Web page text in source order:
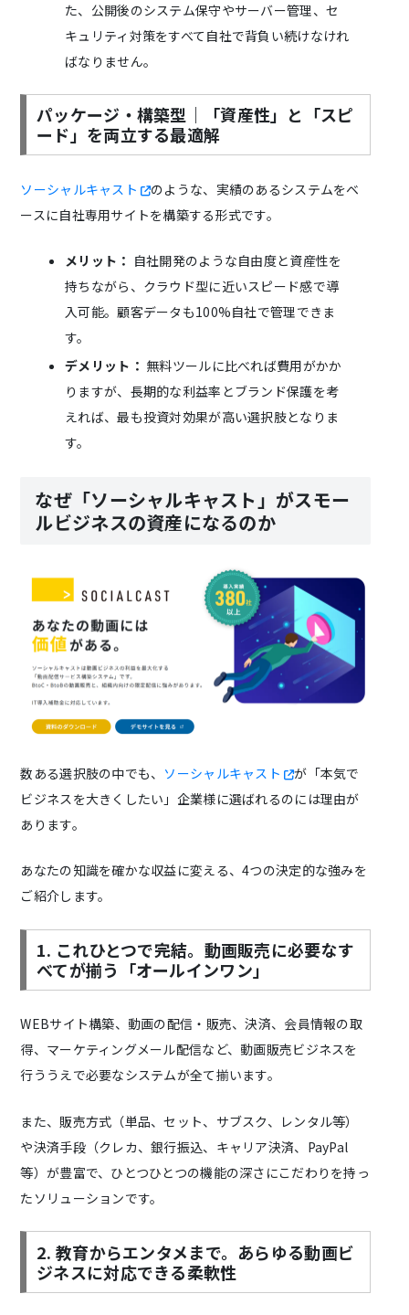
た、公開後のシステム保守やサーバー管理、セ
キュリティ対策をすべて自社で背負い続けなけれ
ばなりません。
パッケージ・構築型｜「資産性」と「スピ
ード」を両立する最適解
ソーシャルキャスト
のような、実績のあるシステムをベ
ースに自社専用サイトを構築する形式です。
メリット： 自社開発のような自由度と資産性を
持ちながら、クラウド型に近いスピード感で導
入可能。顧客データも100%自社で管理できま
す。
デメリット： 無料ツールに比べれば費用がかか
りますが、長期的な利益率とブランド保護を考
えれば、最も投資対効果が高い選択肢となりま
す。
なぜ「ソーシャルキャスト」がスモー
ルビジネスの資産になるのか
数ある選択肢の中でも、 ソーシャルキャスト
が「本気で
ビジネスを大きくしたい」企業様に選ばれるのには理由が
あります。
あなたの知識を確かな収益に変える、4つの決定的な強みを
ご紹介します。
1. これひとつで完結。動画販売に必要なす
べてが揃う「オールインワン」
WEBサイト構築、動画の配信・販売、決済、会員情報の取
得、マーケティングメール配信など、動画販売ビジネスを
行ううえで必要なシステムが全て揃います。
また、販売方式（単品、セット、サブスク、レンタル等）
や決済手段（クレカ、銀行振込、キャリア決済、PayPal
等）が豊富で、ひとつひとつの機能の深さにこだわりを持っ
たソリューションです。
2. 教育からエンタメまで。あらゆる動画ビ
ジネスに対応できる柔軟性